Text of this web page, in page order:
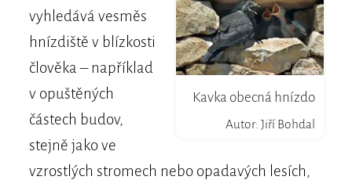
Kavka obecná hnízdo
Autor: Jiří Bohdal
vyhledává vesměs
hnízdiště v blízkosti
člověka – například
v opuštěných
částech budov,
stejně jako ve
vzrostlých stromech nebo opadavých lesích,